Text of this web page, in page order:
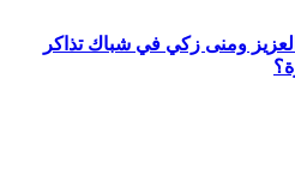
ومنى زكي في شباك تذاكر